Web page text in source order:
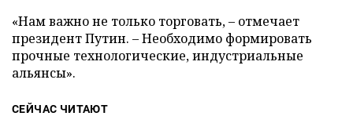
«Нам важно не только торговать, – отмечает
президент Путин. – Необходимо формировать
прочные технологические, индустриальные
альянсы».
СЕЙЧАС ЧИТАЮТ